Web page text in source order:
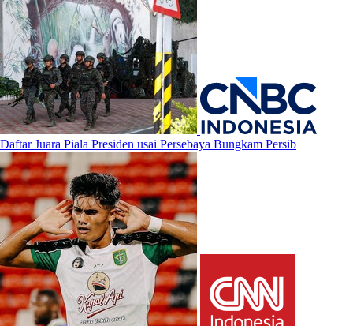
Daftar Juara Piala Presiden usai Persebaya Bungkam Persib